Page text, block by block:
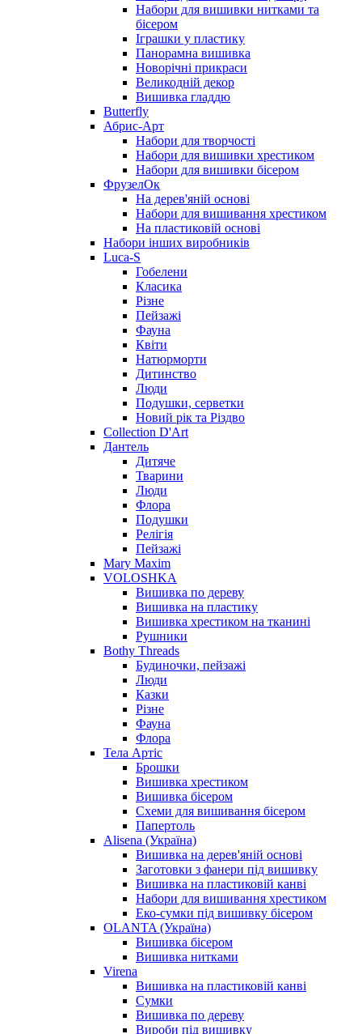
Набори для вишивки нитками та
бісером
Іграшки у пластику
Панорамна вишивка
Новорічні прикраси
Великодній декор
Вишивка гладдю
Butterfly
Абрис-Арт
Набори для творчості
Набори для вишивки хрестиком
Набори для вишивки бісером
ФрузелОк
На дерев'яній основі
Набори для вишивання хрестиком
На пластиковій основі
Набори інших виробників
Luca-S
Гобелени
Класика
Різне
Пейзажі
Фауна
Квіти
Натюрморти
Дитинство
Люди
Подушки, серветки
Новий рік та Різдво
Collection D'Art
Дантель
Дитяче
Тварини
Люди
Флора
Подушки
Релігія
Пейзажі
Mary Maxim
VOLOSHKA
Вишивка по дереву
Вишивка на пластику
Вишивка хрестиком на тканині
Рушники
Bothy Threads
Будиночки, пейзажі
Люди
Казки
Різне
Фауна
Флора
Тела Артіс
Брошки
Вишивка хрестиком
Вишивка бісером
Схеми для вишивання бісером
Папертоль
Alisena (Україна)
Вишивка на дерев'яній основі
Заготовки з фанери під вишивку
Вишивка на пластиковій канві
Набори для вишивання хрестиком
Еко-сумки під вишивку бісером
OLANTA (Україна)
Вишивка бісером
Вишивка нитками
Virena
Вишивка на пластиковій канві
Сумки
Вишивка по дереву
Вироби під вишивку